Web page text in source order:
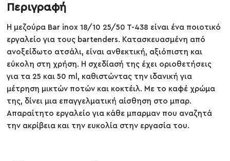
Περιγραφή
Η μεζούρα Bar inox 18/10 25/50 T-438 είναι ένα ποιοτικό
εργαλείο για τους bartenders. Κατασκευασμένη από
ανοξείδωτο ατσάλι, είναι ανθεκτική, αξιόπιστη και
εύκολη στη χρήση. Η σχεδίασή της έχει οριοθετήσεις
για τα 25 και 50 ml, καθιστώντας την ιδανική για
μέτρηση μικτών ποτών και κοκτέιλ. Με το καφέ χρώμα
της, δίνει μια επαγγελματική αίσθηση στο μπαρ.
Απαραίτητο εργαλείο για κάθε μπαρμαν που αναζητά
την ακρίβεια και την ευκολία στην εργασία του.